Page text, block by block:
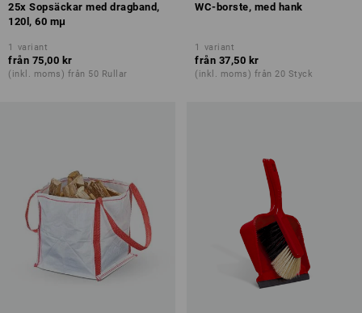
25x Sopsäckar med dragband,
120l, 60 mμ
1 variant
från 75,00 kr
(inkl. moms) från 50 Rullar
WC-borste, med hank
1 variant
från 37,50 kr
(inkl. moms) från 20 Styck